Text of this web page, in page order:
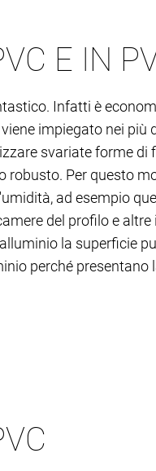
E IN
Infatti è
impiegato nei
svariate forme
robusto. Per questo
ad esempio
del profilo e
la superficie
perché presentano